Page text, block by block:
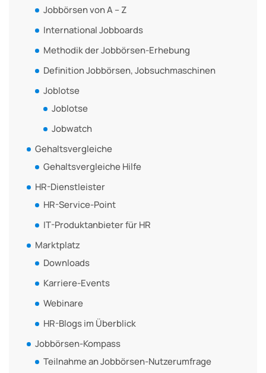
Jobbörsen von A – Z
International Jobboards
Methodik der Jobbörsen-Erhebung
Definition Jobbörsen, Jobsuchmaschinen
Joblotse
Joblotse
Jobwatch
Gehaltsvergleiche
Gehaltsvergleiche Hilfe
HR-Dienstleister
HR-Service-Point
IT-Produktanbieter für HR
Marktplatz
Downloads
Karriere-Events
Webinare
HR-Blogs im Überblick
Jobbörsen-Kompass
Teilnahme an Jobbörsen-Nutzerumfrage